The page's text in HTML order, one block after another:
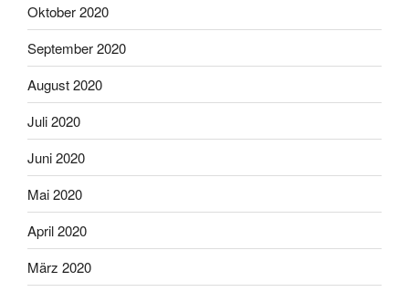
Oktober 2020
September 2020
August 2020
Juli 2020
Juni 2020
Mai 2020
April 2020
März 2020